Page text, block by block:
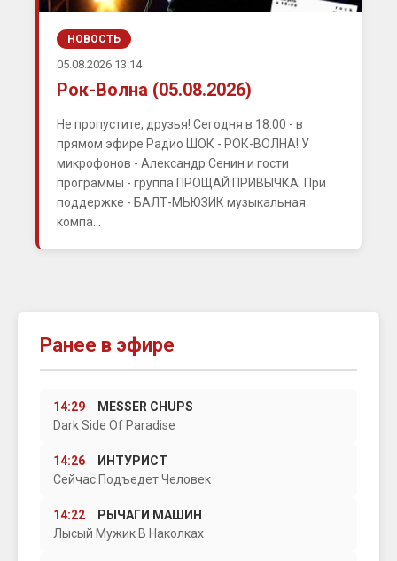
НОВОСТЬ
05.08.2026 13:14
Рок-Волна (05.08.2026)
Не пропустите, друзья! Сегодня в 18:00 - в
прямом эфире Радио ШОК - РОК-ВОЛНА! У
микрофонов - Александр Сенин и гости
программы - группа ПРОЩАЙ ПРИВЫЧКА. При
поддержке - БАЛТ-МЬЮЗИК музыкальная
компа...
Ранее в эфире
14:29
MESSER CHUPS
Dark Side Of Paradise
14:26
ИНТУРИСТ
Сейчас Подъедет Человек
14:22
РЫЧАГИ МАШИН
Лысый Мужик В Наколках